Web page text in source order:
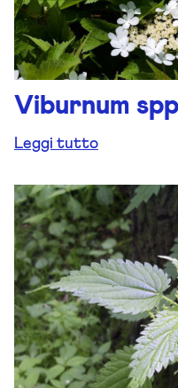
Viburnum
Leggi tutto